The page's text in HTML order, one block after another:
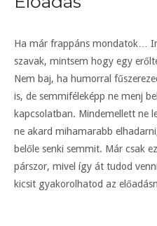
Ha már frappáns mondatok…
szavak, mintsem hogy egy
Nem baj, ha humorral
is, de semmiféleképp ne menj
kapcsolatban. Mindemellett ne
ne akard mihamarabb
belőle senki semmit. Már csak
párszor, mivel így át tudod
kicsit gyakorolhatod az